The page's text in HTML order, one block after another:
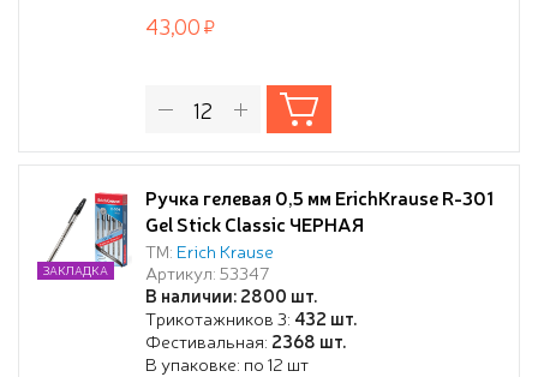
43,00
Ручка гелевая 0,5 мм ErichKrause R-301
Gel Stick Classic ЧЕРНАЯ
ТМ: Erich Krause
Артикул: 53347
В наличии: 2800 шт.
Трикотажников 3: 432 шт.
Фестивальная: 2368 шт.
В упаковке: по 12 шт
ЗАКЛАДКА